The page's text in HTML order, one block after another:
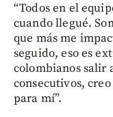
“Todos en el
cuando llegué.
que más me
seguido, eso es
colombianos salir
consecutivos,
para mí”.